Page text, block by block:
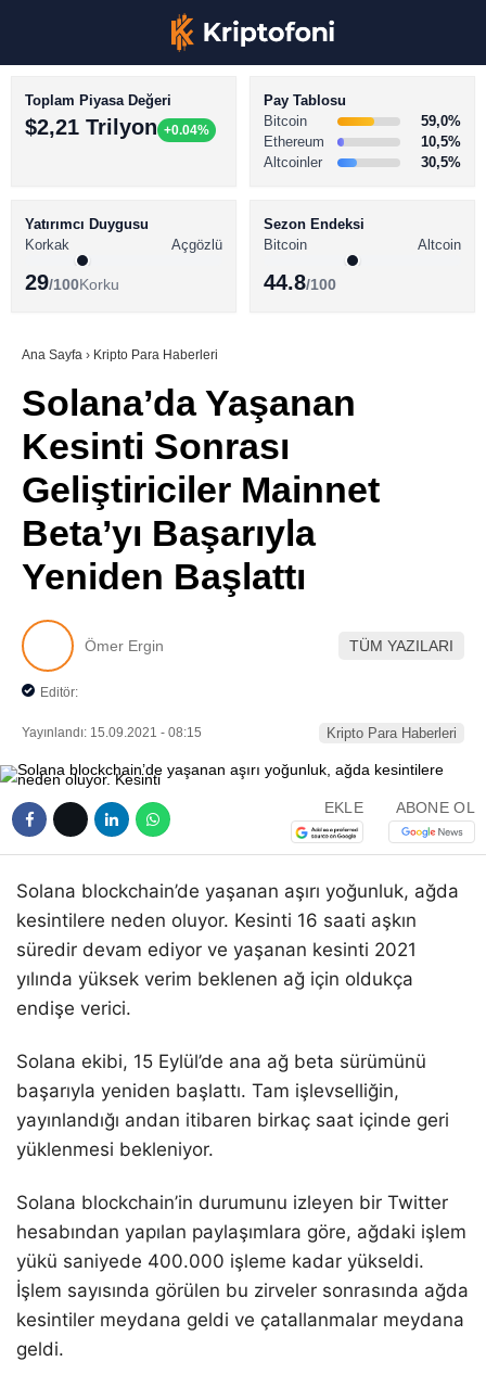
Youtube
Telegram
BİTCOİN HABERLERİ
ALTCOİN HABERLERİ
SÖZLÜK
Toplam Piyasa Değeri
$2,21 Trilyon +0.04%
Pay Tablosu
Bitcoin
59,0%
Ethereum
10,5%
Altcoinler
30,5%
Yatırımcı Duygusu
Korkak
Açgözlü
29/100Korku
Sezon Endeksi
Bitcoin
Altcoin
44.8/100
Ana Sayfa › Kripto Para Haberleri
Solana’da Yaşanan
Kesinti Sonrası
Geliştiriciler Mainnet
Beta’yı Başarıyla
Yeniden Başlattı
Ömer Ergin TÜM YAZILARI
Editör:
Yayınlandı: 15.09.2021 - 08:15 Kripto Para Haberleri
EKLE ABONE OL
Solana blockchain’de yaşanan aşırı yoğunluk, ağda
kesintilere neden oluyor. Kesinti 16 saati aşkın
süredir devam ediyor ve yaşanan kesinti 2021
yılında yüksek verim beklenen ağ için oldukça
endişe verici.
Solana ekibi, 15 Eylül’de ana ağ beta sürümünü
başarıyla yeniden başlattı. Tam işlevselliğin,
yayınlandığı andan itibaren birkaç saat içinde geri
yüklenmesi bekleniyor.
Solana blockchain’in durumunu izleyen bir Twitter
hesabından yapılan paylaşımlara göre, ağdaki işlem
yükü saniyede 400.000 işleme kadar yükseldi.
İşlem sayısında görülen bu zirveler sonrasında ağda
kesintiler meydana geldi ve çatallanmalar meydana
geldi.